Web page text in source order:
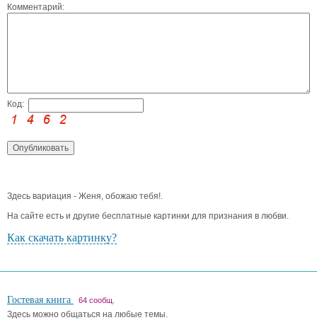
Комментарий:
Код:
Здесь вариация - Женя, обожаю тебя!.
На сайте есть и другие бесплатные картинки для признания в любви.
Как скачать картинку?
Гостевая книга 64 сообщ.
Здесь можно общаться на любые темы.